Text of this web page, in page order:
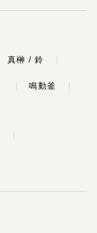
真榊 / 鈴
鳴動釜